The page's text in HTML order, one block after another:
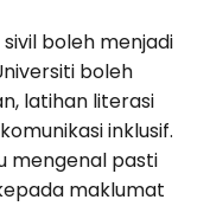
boleh menjadi
boleh
latihan literasi
inklusif.
mengenal pasti
maklumat